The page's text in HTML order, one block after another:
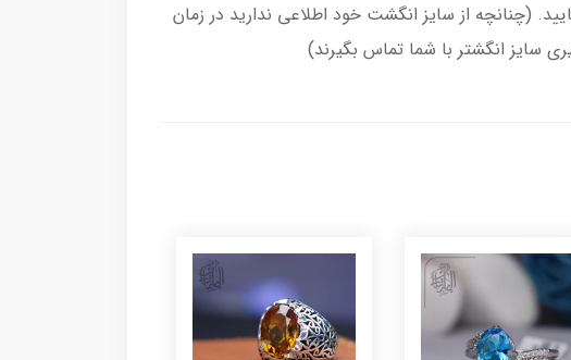
(چنانچه از سایز انگشت خود اطلاعی ندارید در زمان
سایز انگشتر با شما تماس بگیرند)